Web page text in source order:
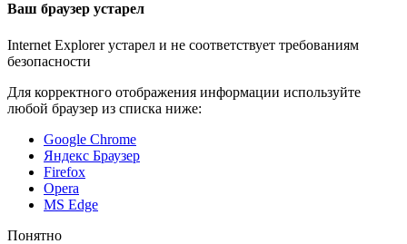
Ваш браузер устарел
Internet Explorer устарел и не соответствует требованиям
безопасности
Для корректного отображения информации используйте
любой браузер из списка ниже:
Google Chrome
Яндекс Браузер
Firefox
Opera
MS Edge
Понятно